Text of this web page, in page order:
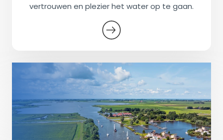
vertrouwen en plezier het water op te gaan.